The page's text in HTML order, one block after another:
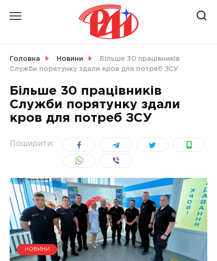
Головна Новини
Більше 30 працівників
Служби порятунку здали кров для потреб ЗСУ
Більше 30 працівників
Служби порятунку здали
кров для потреб ЗСУ
Поширити:
НОВИНИ